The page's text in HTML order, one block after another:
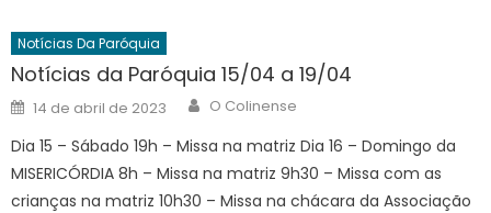
Notícias Da Paróquia
Notícias da Paróquia 15/04 a 19/04
Posted
on
14 de abril de 2023 Author
O Colinense
Dia 15 – Sábado 19h – Missa na matriz Dia 16 – Domingo da
MISERICÓRDIA 8h – Missa na matriz 9h30 – Missa com as
crianças na matriz 10h30 – Missa na chácara da Associação